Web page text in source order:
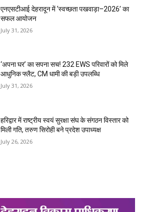
एनएसटीआई देहरादून में ‘स्वच्छता पखवाड़ा–2026’ का
सफल आयोजन
July 31, 2026
‘अपना घर’ का सपना सच! 232 EWS परिवारों को मिले
आधुनिक फ्लैट, CM धामी की बड़ी उपलब्धि
July 31, 2026
हरिद्वार में राष्ट्रीय स्वयं सुरक्षा संघ के संगठन विस्तार को
मिली गति, तरुण सिरोही बने प्रदेश उपाध्यक्ष
July 26, 2026